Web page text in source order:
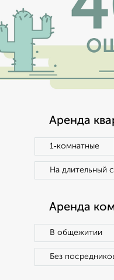
Аренда
1‑комнатные
На длительный
Аренда
В общежитии
Без